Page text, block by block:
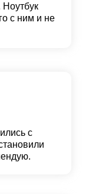
с ним и не
с